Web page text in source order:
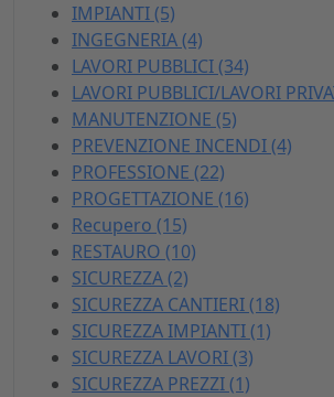
IMPIANTI (5)
INGEGNERIA (4)
LAVORI PUBBLICI (34)
LAVORI PUBBLICI/LAVORI
MANUTENZIONE (5)
PREVENZIONE INCENDI (4)
PROFESSIONE (22)
PROGETTAZIONE (16)
Recupero (15)
RESTAURO (10)
SICUREZZA (2)
SICUREZZA CANTIERI (18)
SICUREZZA IMPIANTI (1)
SICUREZZA LAVORI (3)
SICUREZZA PREZZI (1)